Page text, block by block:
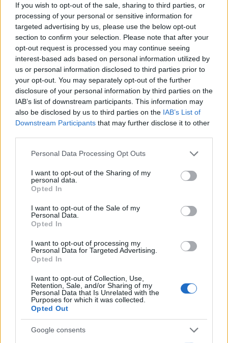
If you wish to opt-out of the sale, sharing to third parties, or
processing of your personal or sensitive information for
targeted advertising by us, please use the below opt-out
section to confirm your selection. Please note that after your
opt-out request is processed you may continue seeing
interest-based ads based on personal information utilized by
us or personal information disclosed to third parties prior to
your opt-out. You may separately opt-out of the further
disclosure of your personal information by third parties on the
IAB’s list of downstream participants. This information may
also be disclosed by us to third parties on the IAB’s List of
Downstream Participants that may further disclose it to other
Please note that this website/app uses one or more Google
not limited to your visit or usage behaviour. You may click to
grant or deny consent to Google and its third-party tags to
use your data for below specified purposes in below Google
consent section.
Personal Data Processing Opt Outs
I want to opt-out of the Sharing of my
personal data.
Opted In
I want to opt-out of the Sale of my
Personal Data.
Opted In
I want to opt-out of processing my
Personal Data for Targeted Advertising.
Opted In
I want to opt-out of Collection, Use,
Retention, Sale, and/or Sharing of my
Personal Data that Is Unrelated with the
Purposes for which it was collected.
Opted Out
Google consents
Sigue leyendo
RECETAS
Plan de comidas semanal con recetas rápidas y
económicas
Diego Romero · 5 Ago 2026